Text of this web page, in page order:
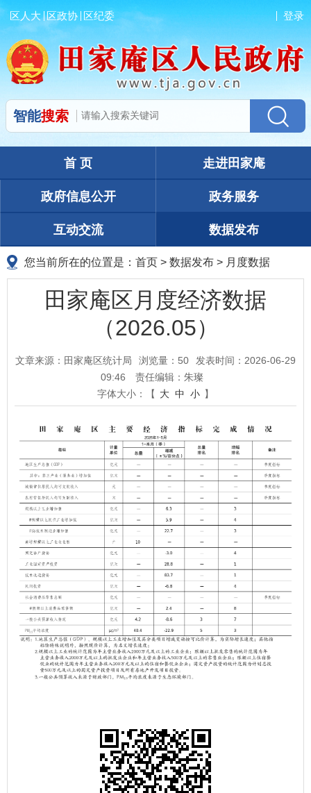
区人大 区政协 区纪委 登录
智能搜索
首 页 走进田家庵
政府信息公开 政务服务
互动交流 数据发布
您当前所在的位置是： 首页 > 数据发布 > 月度数据
田家庵区月度经济数据
（2026.05）
文章来源：田家庵区统计局 浏览量： 50
发表时间：2026-06-29
09:46
责任编辑：朱璨
字体大小：【 大 中 小 】